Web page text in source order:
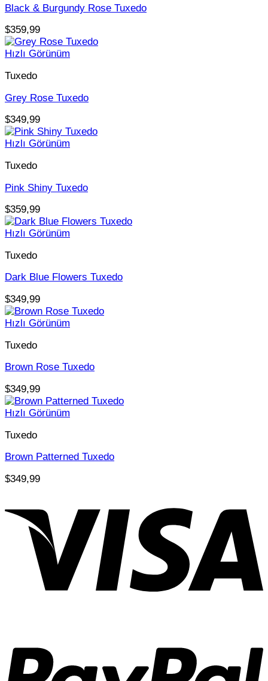
Black & Burgundy Rose Tuxedo
$359,99
Hızlı Görünüm
Tuxedo
Grey Rose Tuxedo
$349,99
Hızlı Görünüm
Tuxedo
Pink Shiny Tuxedo
$359,99
Hızlı Görünüm
Tuxedo
Dark Blue Flowers Tuxedo
$349,99
Hızlı Görünüm
Tuxedo
Brown Rose Tuxedo
$349,99
Hızlı Görünüm
Tuxedo
Brown Patterned Tuxedo
$349,99